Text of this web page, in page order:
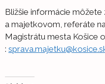
Bližšie informácie
a majetkovom, referáte
Magistrátu mesta Košice
: